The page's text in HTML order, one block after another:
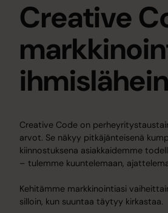
Creative
Creative Code on
arvot. Se näkyy pitkäjänteisenä
kiinnostuksena asiakkaidemme
– tulemme kuuntelemaan,
Kehitämme markkinointiasi
silloin, kun suuntaa täytyy kirkastaa.